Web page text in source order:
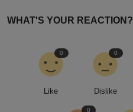
WHAT'S YOUR REACTION?
Like
0
Dislike
0
0